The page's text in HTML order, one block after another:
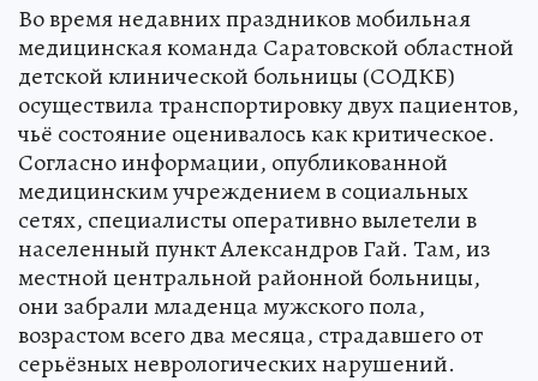
Во время недавних праздников мобильная
медицинская команда Саратовской областной
детской клинической больницы (СОДКБ)
осуществила транспортировку двух пациентов,
чьё состояние оценивалось как критическое.
Согласно информации, опубликованной
медицинским учреждением в социальных
сетях, специалисты оперативно вылетели в
населенный пункт Александров Гай. Там, из
местной центральной районной больницы,
они забрали младенца мужского пола,
возрастом всего два месяца, страдавшего от
серьёзных неврологических нарушений.